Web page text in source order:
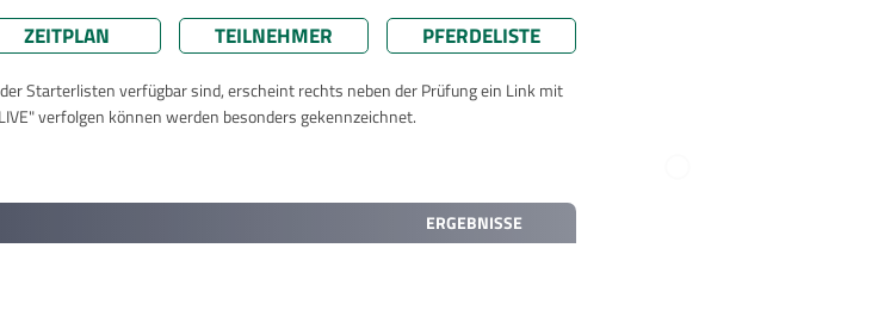
ZEITPLAN TEILNEHMER PFERDELISTE
Starterlisten verfügbar sind, erscheint rechts neben der Prüfung ein Link mit
verfolgen können werden besonders gekennzeichnet.
ERGEBNISSE